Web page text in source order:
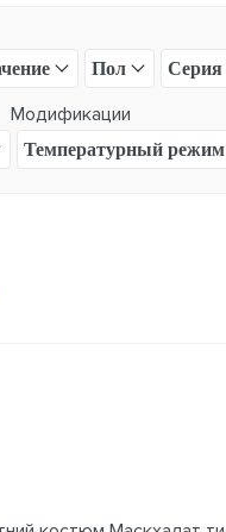
Пол Серия
Модификации
Температурный режим